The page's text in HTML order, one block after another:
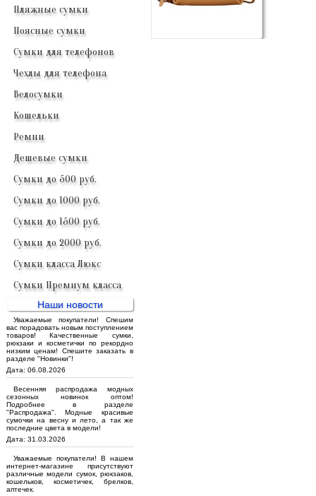
Пляжные сумки
Поясные сумки
Сумки для телефонов
Чехлы для телефона
Велосумки
Кошельки
Ремни
Дешевые сумки
Сумки до 500 руб.
Сумки до 1000 руб.
Сумки до 1500 руб.
Сумки до 2000 руб.
Сумки класса Люкс
Сумки Премиум класса
Наши новости
Уважаемые покупатели! Спешим
вас порадовать новым поступлением
товаров! Качественные сумки,
рюкзаки и косметички по рекордно
низким ценам! Спешите заказать в
разделе "Новинки"!
Дата: 06.08.2026
Весенняя распродажа модных
сезонных новинок оптом!
Подробнее в разделе
"Распродажа". Модные красивые
сумочки на весну и лето, а так же
последние цвета в модели!
Дата: 31.03.2026
Уважаемые покупатели! В нашем
интернет-магазине присутствуют
различные модели сумок, рюкзаков,
кошельков, косметичек, брелков,
аптечек.